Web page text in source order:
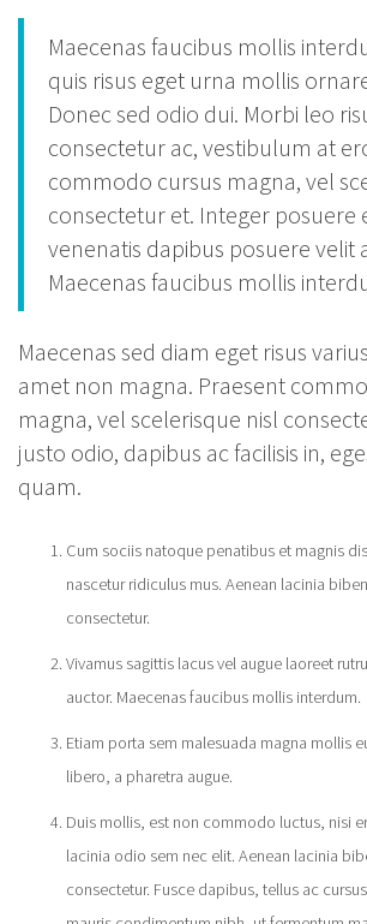
Maecenas faucibus mollis
quis risus eget urna mollis
Donec sed odio dui. Morbi leo
consectetur ac, vestibulum at
commodo cursus magna, vel
consectetur et. Integer posuere
venenatis dapibus posuere velit
Maecenas faucibus mollis
Maecenas sed diam eget risus
amet non magna. Praesent
magna, vel scelerisque nisl
justo odio, dapibus ac facilisis in,
quam.
Cum sociis natoque penatibus et magnis
nascetur ridiculus mus. Aenean lacinia
consectetur.
Vivamus sagittis lacus vel augue laoreet
auctor. Maecenas faucibus mollis interdum.
Etiam porta sem malesuada magna mollis
libero, a pharetra augue.
Duis mollis, est non commodo luctus, nisi
lacinia odio sem nec elit. Aenean lacinia
consectetur. Fusce dapibus, tellus ac